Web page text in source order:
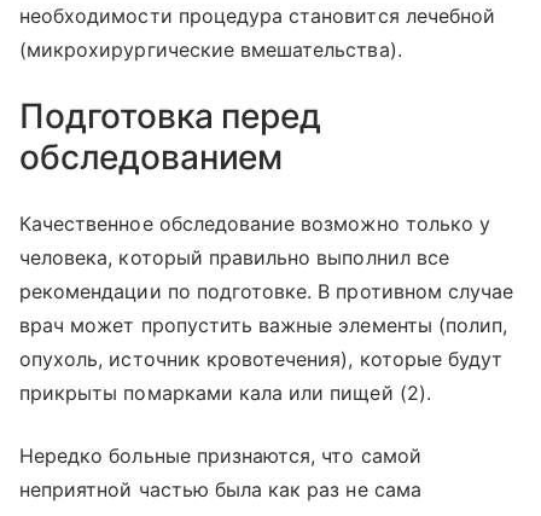
необходимости процедура становится лечебной
(микрохирургические вмешательства).
Подготовка перед
обследованием
Качественное обследование возможно только у
человека, который правильно выполнил все
рекомендации по подготовке. В противном случае
врач может пропустить важные элементы (полип,
опухоль, источник кровотечения), которые будут
прикрыты помарками кала или пищей (2).
Нередко больные признаются, что самой
неприятной частью была как раз не сама